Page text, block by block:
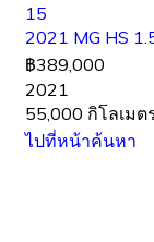
15
2021 MG HS
฿389,000
2021
55,000 กิโลเมต
ไปที่หน้าค้นหา